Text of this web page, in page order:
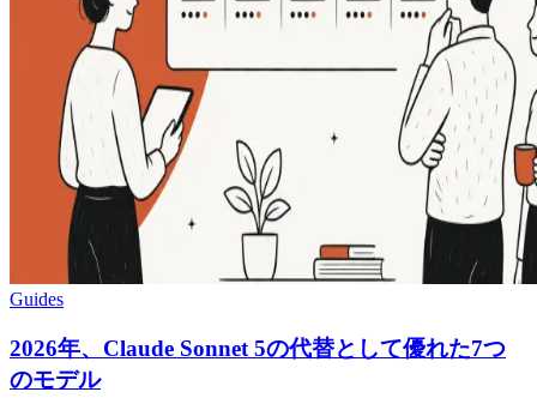
Guides
2026年、Claude Sonnet 5の代替として優れた7つ
のモデル